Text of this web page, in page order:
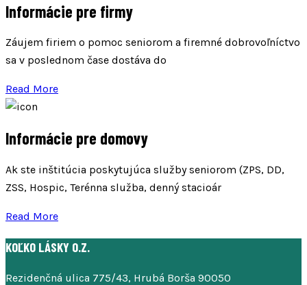
Informácie pre firmy
Záujem firiem o pomoc seniorom a firemné dobrovoľníctvo
sa v poslednom čase dostáva do
Read More
Informácie pre domovy
Ak ste inštitúcia poskytujúca služby seniorom (ZPS, DD,
ZSS, Hospic, Terénna služba, denný stacioár
Read More
KOĽKO LÁSKY O.Z.
Rezidenčná ulica 775/43, Hrubá Borša 90050